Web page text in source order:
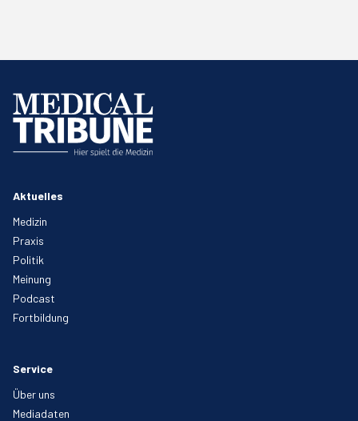
Aktuelles
Medizin
Praxis
Politik
Meinung
Podcast
Fortbildung
Service
Über uns
Mediadaten